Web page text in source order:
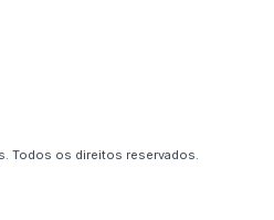
Todos os direitos reservados.